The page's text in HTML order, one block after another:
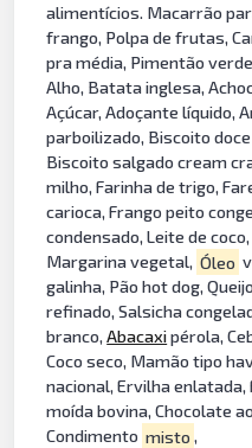
alimentícios. Macarrão
frango, Polpa de frutas,
pra média, Pimentão
Alho, Batata inglesa,
Açúcar, Adoçante líquido,
parboilizado, Biscoito
Biscoito salgado cream
milho, Farinha de trigo,
carioca, Frango peito
condensado, Leite de
Margarina vegetal, Óleo
galinha, Pão hot dog,
refinado, Salsicha
branco,Abacaxipérola,
Coco seco, Mamão tipo
nacional, Ervilha enlatada,
moída bovina, Chocolate
Condimento misto ,